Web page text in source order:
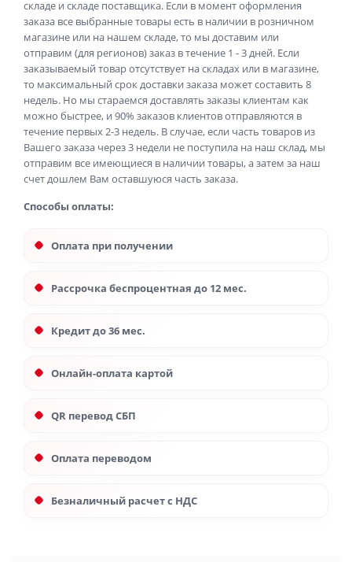
складе и складе поставщика. Если в момент оформления
заказа все выбранные товары есть в наличии в розничном
магазине или на нашем складе, то мы доставим или
отправим (для регионов) заказ в течение 1 - 3 дней. Если
заказываемый товар отсутствует на складах или в магазине,
то максимальный срок доставки заказа может составить 8
недель. Но мы стараемся доставлять заказы клиентам как
можно быстрее, и 90% заказов клиентов отправляются в
течение первых 2-3 недель. В случае, если часть товаров из
Вашего заказа через 3 недели не поступила на наш склад, мы
отправим все имеющиеся в наличии товары, а затем за наш
счет дошлем Вам оставшуюся часть заказа.
Способы оплаты:
Оплата при получении
Рассрочка беспроцентная до 12 мес.
Кредит до 36 мес.
Онлайн-оплата картой
QR перевод СБП
Оплата переводом
Безналичный расчет с НДС